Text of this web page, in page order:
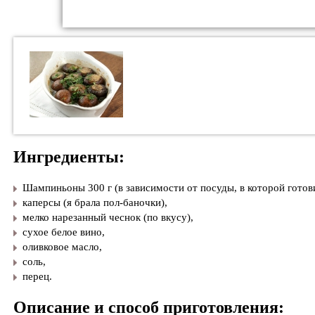
Ингредиенты:
Шампиньоны 300 г (в зависимости от посуды, в которой
каперсы (я брала пол-баночки),
мелко нарезанный чеснок (по вкусу),
сухое белое вино,
оливковое масло,
соль,
перец.
Описание и способ приготовления: